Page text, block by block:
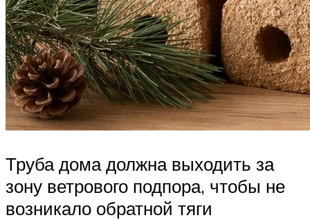
Труба дома должна выходить за
зону ветрового подпора, чтобы не
возникало обратной тяги